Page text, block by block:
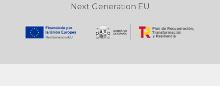
Next Generation EU